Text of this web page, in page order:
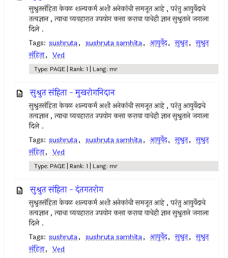
सुश्रुतसंहिता केवळ शल्यकर्म अशी अनेकांची समजूत आहे , परंतु आयुर्वेदाचे
तत्वज्ञान , त्याचा व्यवहारात उपयोग कसा करावा याचेही ज्ञान सुश्रुताने जगाला
दिले .
Tags: sushruta, sushruta samhita, आयुर्वेद, सुश्रुत, सुश्रुत
संहिता, Ved
Type: PAGE | Rank: 1 | Lang: mr
सुश्रुत संहिता - मुखरोगनिदान
सुश्रुतसंहिता केवळ शल्यकर्म अशी अनेकांची समजूत आहे , परंतु आयुर्वेदाचे
तत्वज्ञान , त्याचा व्यवहारात उपयोग कसा करावा याचेही ज्ञान सुश्रुताने जगाला
दिले .
Tags: sushruta, sushruta samhita, आयुर्वेद, सुश्रुत, सुश्रुत
संहिता, Ved
Type: PAGE | Rank: 1 | Lang: mr
सुश्रुत संहिता - दंतगतरोग
सुश्रुतसंहिता केवळ शल्यकर्म अशी अनेकांची समजूत आहे , परंतु आयुर्वेदाचे
तत्वज्ञान , त्याचा व्यवहारात उपयोग कसा करावा याचेही ज्ञान सुश्रुताने जगाला
दिले .
Tags: sushruta, sushruta samhita, आयुर्वेद, सुश्रुत, सुश्रुत
संहिता, Ved